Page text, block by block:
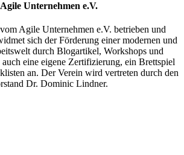
Agile Unternehmen e.V.
Agile Unternehmen e.V. betrieben und
sich der Förderung einer modernen und
durch Blogartikel, Workshops und
eine eigene Zertifizierung, ein Brettspiel
an. Der Verein wird vertreten durch den
Dr. Dominic Lindner.